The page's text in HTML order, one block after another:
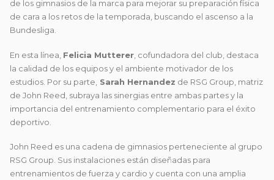
de los gimnasios de la marca para mejorar su preparación física
de cara a los retos de la temporada, buscando el ascenso a la
Bundesliga.
En esta línea, Felicia Mutterer , cofundadora del club, destaca
la calidad de los equipos y el ambiente motivador de los
estudios. Por su parte, Sarah Hernandez de RSG Group, matriz
de John Reed, subraya las sinergias entre ambas partes y la
importancia del entrenamiento complementario para el éxito
deportivo.
John Reed es una cadena de gimnasios perteneciente al grupo
RSG Group. Sus instalaciones están diseñadas para
entrenamientos de fuerza y cardio y cuenta con una amplia